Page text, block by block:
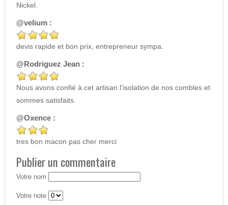
Nickel.
@velium :
devis rapide et bon prix, entrepreneur sympa.
@Rodriguez Jean :
Nous avons confié à cet artisan l'isolation de nos combles et
sommes satisfaits.
@Oxence :
tres bon macon pas cher merci
Publier un commentaire
Votre nom
Votre note